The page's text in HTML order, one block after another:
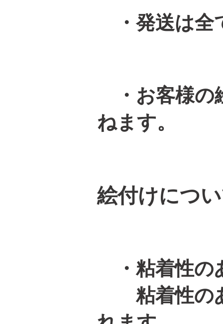
・発送は全
・お客様の
ねます。
絵付けにつ
・粘着性の
粘着性のあ